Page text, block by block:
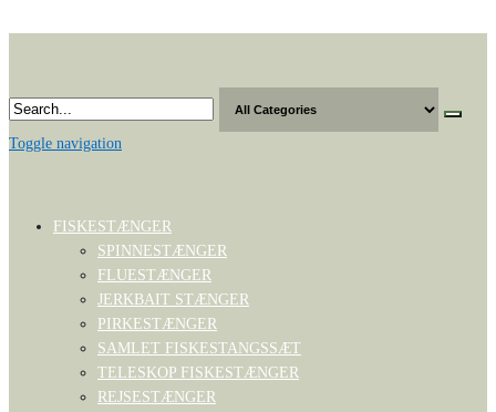
content
Toggle navigation
FISKESTÆNGER
SPINNESTÆNGER
FLUESTÆNGER
JERKBAIT STÆNGER
PIRKESTÆNGER
SAMLET FISKESTANGSSÆT
TELESKOP FISKESTÆNGER
REJSESTÆNGER